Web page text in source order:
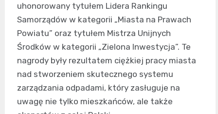
uhonorowany tytułem Lidera Rankingu
Samorządów w kategorii „Miasta na Prawach
Powiatu” oraz tytułem Mistrza Unijnych
Środków w kategorii „Zielona Inwestycja”. Te
nagrody były rezultatem ciężkiej pracy miasta
nad stworzeniem skutecznego systemu
zarządzania odpadami, który zasługuje na
uwagę nie tylko mieszkańców, ale także